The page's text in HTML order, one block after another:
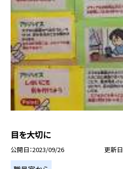
目を大切に
公開日 2023/09/26 更新日